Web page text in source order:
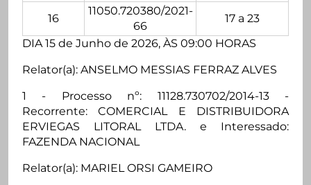
16
11050.720380/2021-
66
17 a 23
DIA 15 de Junho de 2026, ÀS 09:00 HORAS
Relator(a): ANSELMO MESSIAS FERRAZ ALVES
1 - Processo nº: 11128.730702/2014-13 -
Recorrente: COMERCIAL E DISTRIBUIDORA
ERVIEGAS LITORAL LTDA. e Interessado:
FAZENDA NACIONAL
Relator(a): MARIEL ORSI GAMEIRO